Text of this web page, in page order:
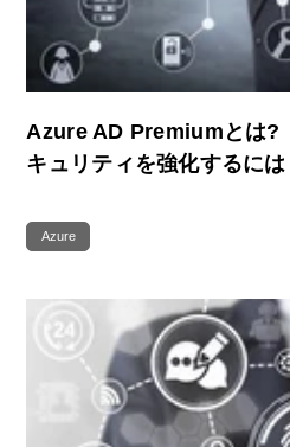
Azure AD Premiumとは
キュリティを強化するには
Azure